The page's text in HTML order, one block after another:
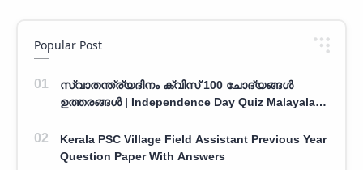
Popular Post
സ്വാതന്ത്ര്യദിനം ക്വിസ് 100 ചോദ്യങ്ങൾ
ഉത്തരങ്ങൾ | Independence Day Quiz Malayalam
Kerala PSC Village Field Assistant Previous Year
Question Paper With Answers